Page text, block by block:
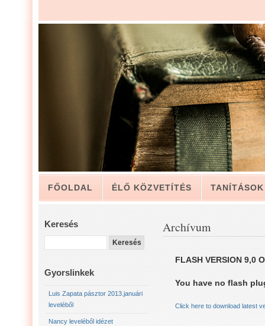
FŐOLDAL ÉLŐ KÖZVETÍTÉS TANÍTÁSOK
LUIS ZAPATA PÁSZTOR LEVELÉBŐL, A
LUIS ZAPATA PÁSZTOR LEVELÉBŐL
LUIS ZAPATA PÁSZTOR LEVELÉBŐL
LUIS ZAPATA PÁSZTOR AZ ÖRÖMHÍR MISSZIÓ
Keresés
Gyorslinkek
Luis Zapata pásztor 2013.januári
leveléből
Nancy leveléből idézet
Archívum
FLASH VERSION 9,0
You have no flash
Click here to download latest